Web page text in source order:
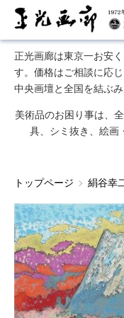
正光画廊は東京一お安
す。価格はご相談に応じ
中央画壇と全国を結ぶみ
美術品のお困り事は、
具、シミ抜き、絵画
トップページ 絹谷幸